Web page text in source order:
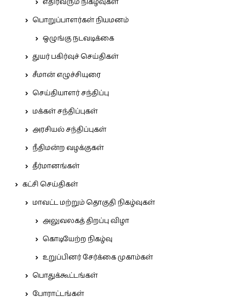
பொறுப்பாளர்கள் நியமனம்
ஒழுங்கு நடவடிக்கை
துயர் பகிர்வுச் செய்திகள்
சீமான் எழுச்சியுரை
செய்தியாளர் சந்திப்பு
மக்கள் சந்திப்புகள்
அரசியல் சந்திப்புகள்
நீதிமன்ற வழக்குகள்
தீர்மானங்கள்
கட்சி செய்திகள்
மாவட்ட மற்றும் தொகுதி நிகழ்வுகள்
அலுவலகத் திறப்பு விழா
கொடியேற்ற நிகழ்வு
உறுப்பினர் சேர்க்கை முகாம்கள்
பொதுக்கூட்டங்கள்
போராட்டங்கள்